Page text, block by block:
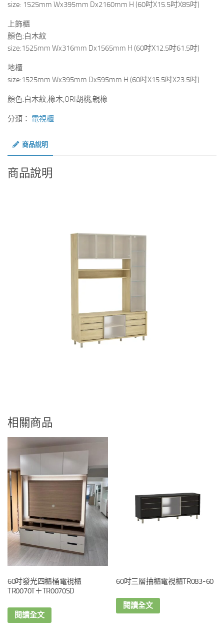
size: 1525mm Wx395mm Dx2160mm H (60吋X15.5吋X85吋)
上飾櫃
顏色:白木紋
size:1525mm Wx316mm Dx1565mm H (60吋X12.5吋61.5吋)
地櫃
size:1525mm Wx395mm Dx595mm H (60吋X15.5吋X23.5吋)
顏色:白木紋,橡木,ORI胡桃,親橡
分類： 電視櫃
商品說明
商品說明
相關商品
60吋發光四櫃桶電視櫃
TR0070T＋TR0070SD
閱讀全文
60吋三層抽櫃電視櫃TR083-60
閱讀全文